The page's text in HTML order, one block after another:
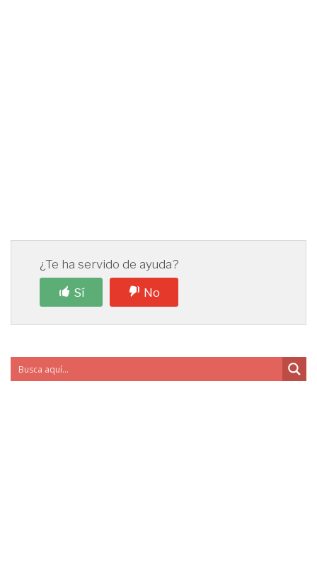
¿Te ha servido de ayuda?
Sí
No